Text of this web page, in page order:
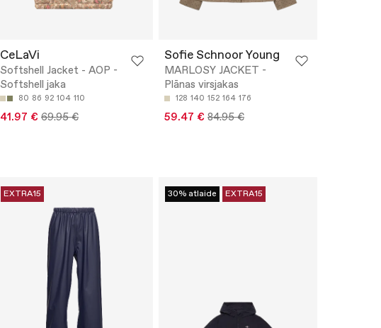
CeLaVi
Softshell Jacket - AOP -
Softshell jaka
80 86 92 104 110
41.97 € 69.95 €
Sofie Schnoor Young
MARLOSY JACKET -
Plānas virsjakas
128 140 152 164 176
59.47 € 84.95 €
EXTRA15 30% atlaide EXTRA15